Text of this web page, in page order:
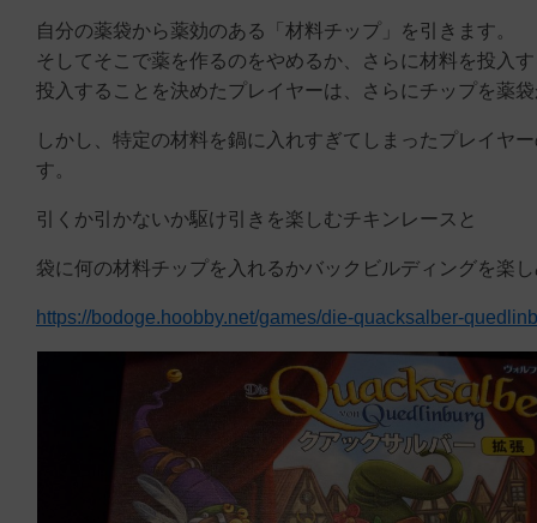
自分の薬袋から薬効のある「材料チップ」を引きます。
そしてそこで薬を作るのをやめるか、さらに材料を投入
投入することを決めたプレイヤーは、さらにチップを薬
しかし、特定の材料を鍋に入れすぎてしまったプレイヤ
す。
引くか引かないか駆け引きを楽しむチキンレースと
袋に何の材料チップを入れるかバックビルディングを楽
https://bodoge.hoobby.net/games/die-quacksalber-